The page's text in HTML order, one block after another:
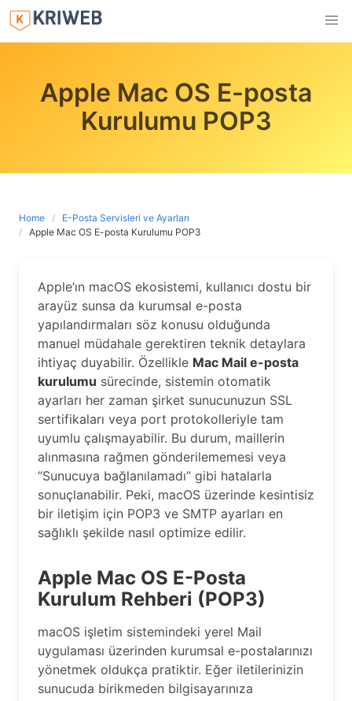
Skip
to
content
Apple Mac OS E-posta
Kurulumu POP3
Home
E-Posta Servisleri ve Ayarları
Apple Mac OS E-posta Kurulumu POP3
Apple’ın macOS ekosistemi, kullanıcı dostu bir
arayüz sunsa da kurumsal e-posta
yapılandırmaları söz konusu olduğunda
manuel müdahale gerektiren teknik detaylara
ihtiyaç duyabilir. Özellikle Mac Mail e-posta
kurulumu sürecinde, sistemin otomatik
ayarları her zaman şirket sunucunuzun SSL
sertifikaları veya port protokolleriyle tam
uyumlu çalışmayabilir. Bu durum, maillerin
alınmasına rağmen gönderilememesi veya
“Sunucuya bağlanılamadı” gibi hatalarla
sonuçlanabilir. Peki, macOS üzerinde kesintisiz
bir iletişim için POP3 ve SMTP ayarları en
sağlıklı şekilde nasıl optimize edilir.
Apple Mac OS E-Posta
Kurulum Rehberi (POP3)
macOS işletim sistemindeki yerel Mail
uygulaması üzerinden kurumsal e-postalarınızı
yönetmek oldukça pratiktir. Eğer iletilerinizin
sunucuda birikmeden bilgisayarınıza